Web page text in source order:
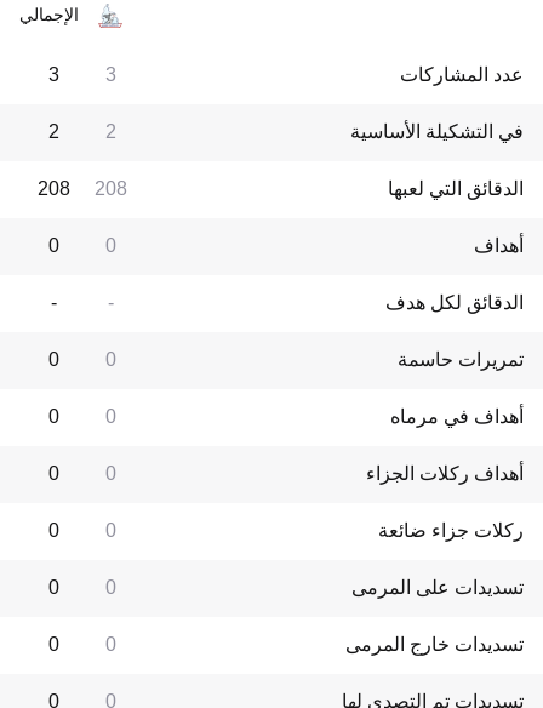
الإجمالي
عدد المشاركات 3
3
في التشكيلة الأساسية 2
2
الدقائق التي لعبها 208
208
أهداف 0
0
الدقائق لكل هدف -
-
تمريرات حاسمة 0
0
أهداف في مرماه 0
0
أهداف ركلات الجزاء 0
0
ركلات جزاء ضائعة 0
0
تسديدات على المرمى 0
0
تسديدات خارج المرمى 0
0
تسديدات تم التصدي لها 0
0